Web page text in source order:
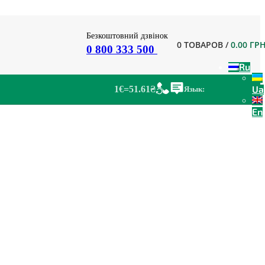
Безкоштовний дзвінок
0 800 333 500 0 ТОВАРОВ / 0.00
1€=51.61₴ Язык:
Ru
Ua
En